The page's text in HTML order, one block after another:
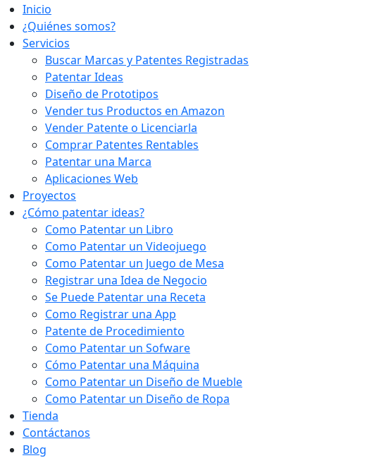
Inicio
¿Quiénes somos?
Servicios
Buscar Marcas y Patentes Registradas
Patentar Ideas
Diseño de Prototipos
Vender tus Productos en Amazon
Vender Patente o Licenciarla
Comprar Patentes Rentables
Patentar una Marca
Aplicaciones Web
Proyectos
¿Cómo patentar ideas?
Como Patentar un Libro
Como Patentar un Videojuego
Como Patentar un Juego de Mesa
Registrar una Idea de Negocio
Se Puede Patentar una Receta
Como Registrar una App
Patente de Procedimiento
Como Patentar un Sofware
Cómo Patentar una Máquina
Como Patentar un Diseño de Mueble
Como Patentar un Diseño de Ropa
Tienda
Contáctanos
Blog